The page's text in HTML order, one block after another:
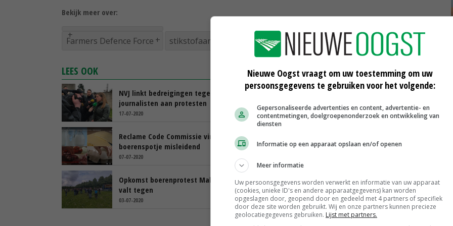
Bekijk meer over:
Farmers Defence Force stikstofaanpak RIVM
LEES OOK
NVJ linkt bedreigingen tegen
journalisten aan protesten
17-07-2020
CBL pleit voor Voedselcollectief
16-07-2020
Reclame Code Commissie vindt
boerenspotje misleidend
07-07-2020
Noord-Nederland
Opkomst boerenprotest Malieveld
valt tegen
03-07-2020
Doodsverwensingen aan politici in
Facebookgroep FDF
20-06-2020
Nieuwe Oogst vraagt om uw toestemming om uw
persoonsgegevens te gebruiken voor het volgende:
Gepersonaliseerde advertenties en content, advertentie- en
contentmetingen, doelgroepenonderzoek en ontwikkeling van
diensten
Informatie op een apparaat opslaan en/of openen
Meer informatie
Uw persoonsgegevens worden verwerkt en informatie van uw apparaat
(cookies, unieke ID's en andere apparaatgegevens) kan worden
opgeslagen door, geopend door en gedeeld met 4 partners of specifiek
door deze site worden gebruikt. Wij en onze partners kunnen precieze
geolocatiegegevens gebruiken. Lijst met partners.